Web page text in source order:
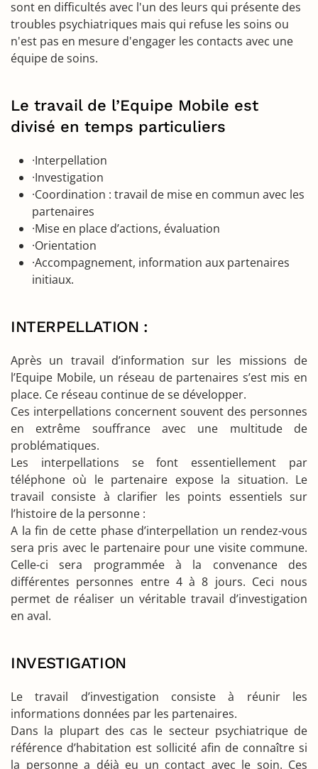
sont en difficultés avec l'un des leurs qui présente des
troubles psychiatriques mais qui refuse les soins ou
n'est pas en mesure d'engager les contacts avec une
équipe de soins.
Le travail de l’Equipe Mobile est
divisé en temps particuliers
·Interpellation
·Investigation
·Coordination : travail de mise en commun avec les
partenaires
·Mise en place d’actions, évaluation
·Orientation
·Accompagnement, information aux partenaires
initiaux.
INTERPELLATION :
Après un travail d’information sur les missions de
l’Equipe Mobile, un réseau de partenaires s’est mis en
place. Ce réseau continue de se développer.
Ces interpellations concernent souvent des personnes
en extrême souffrance avec une multitude de
problématiques.
Les interpellations se font essentiellement par
téléphone où le partenaire expose la situation. Le
travail consiste à clarifier les points essentiels sur
l’histoire de la personne :
A la fin de cette phase d’interpellation un rendez-vous
sera pris avec le partenaire pour une visite commune.
Celle-ci sera programmée à la convenance des
différentes personnes entre 4 à 8 jours. Ceci nous
permet de réaliser un véritable travail d’investigation
en aval.
INVESTIGATION
Le travail d’investigation consiste à réunir les
informations données par les partenaires.
Dans la plupart des cas le secteur psychiatrique de
référence d’habitation est sollicité afin de connaître si
la personne a déjà eu un contact avec le soin. Ces